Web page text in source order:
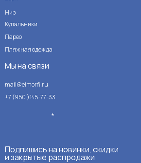
Подпишись на новинки, скидки
и закрытые распродажи
Пляжная одежда
Парео
Купальники
Низ
mail@eimorfi.ru
+7 (950 )145-77-33
Мы на связи
*